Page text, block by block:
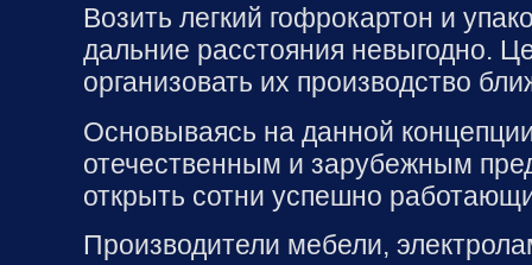
Возить легкий гофрокартон и
дальние расстояния невыгодно.
организовать их производство
Основываясь на данной
отечественным и зарубежным
открыть сотни успешно
Производители мебели,